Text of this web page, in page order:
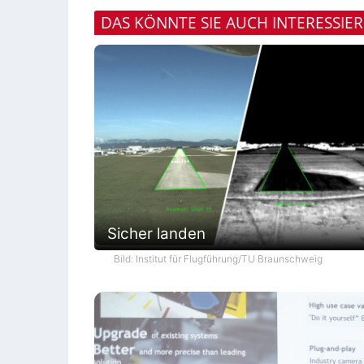
DAS KÖNNTE SIE AUCH
Sicher landen
Bild: Institut für Flugführung/TU Braunschweig